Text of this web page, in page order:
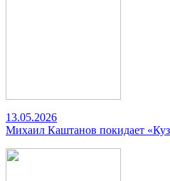
13.05.2026
Михаил Каштанов покидает